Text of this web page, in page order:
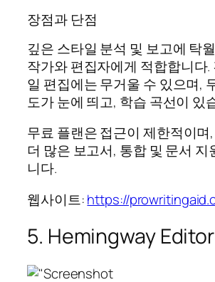
장점과 단점
깊은 스타일 분석 및 보고에 탁
작가와 편집자에게 적합합니다.
일 편집에는 무거울 수 있으며,
도가 눈에 띄고, 학습 곡선이 있
무료 플랜은 접근이 제한적이며
더 많은 보고서, 통합 및 문서 지
니다.
웹사이트:https://
5. Hemingway Editor